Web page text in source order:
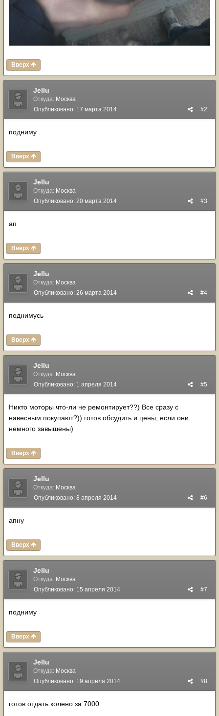
Вверх
Jellu
Откуда: Москва
#2
Опубликовано: 17 марта 2014
подниму
Вверх
Jellu
Откуда: Москва
#3
Опубликовано: 20 марта 2014
ап
Вверх
Jellu
Откуда: Москва
#4
Опубликовано: 26 марта 2014
поднимусь
Вверх
Jellu
Откуда: Москва
#5
Опубликовано: 1 апреля 2014
Никто моторы что-ли не ремонтирует??) Все сразу с
навесным покупают?)) готов обсудить и цены, если они
немного завышены)
Вверх
Jellu
Откуда: Москва
#6
Опубликовано: 8 апреля 2014
апну
Вверх
Jellu
Откуда: Москва
#7
Опубликовано: 15 апреля 2014
подниму
Вверх
Jellu
Откуда: Москва
#8
Опубликовано: 19 апреля 2014
готов отдать колено за 7000